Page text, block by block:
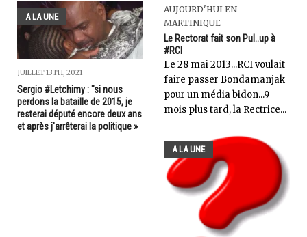
A LA UNE
JUILLET 13TH, 2021
Sergio #Letchimy : "si nous
perdons la bataille de 2015, je
resterai député encore deux ans
et après j'arrêterai la politique »
AUJOURD'HUI EN
MARTINIQUE
Le Rectorat fait son Pul..up à
#RCI
Le 28 mai 2013...RCI voulait
faire passer Bondamanjak
pour un média bidon...9
mois plus tard, la Rectrice...
A LA UNE